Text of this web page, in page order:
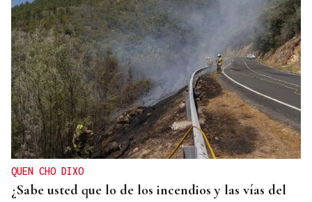
QUEN CHO DIXO
¿Sabe usted que lo de los incendios y las vías del